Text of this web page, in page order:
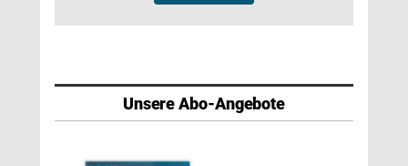
Unsere Abo-Angebote